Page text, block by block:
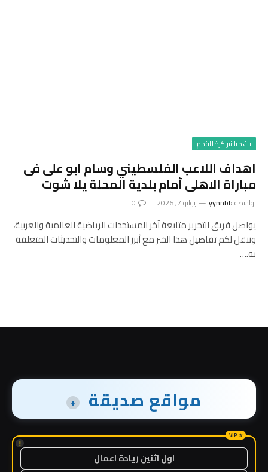
بث مباشر كرة القدم
اهداف اللاعب الفلسطيني وسام ابو على فى
مباراة الاهلى أمام بلدية المحلة يلا شوت
بواسطةyynnbb يوليو 7, 2026 0
يواصل فريق التحرير متابعة آخر المستجدات الرياضية العالمية والعربية،
وننقل لكم تفاصيل هذا الخبر مع أبرز المعلومات والتحديثات المتعلقة
به.…
مواقع صديقة +
!
اول اثنين ريادة اعمال